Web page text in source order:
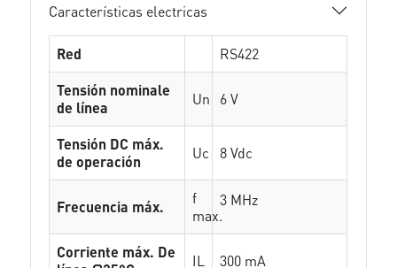
Características electricas
Red
RS422
Tensión nominale
de línea
Un 6 V
Tensión DC máx.
de operación
Uc 8 Vdc
Frecuencia máx.
f
max.
3 MHz
Corriente máx. De
IL 300 mA